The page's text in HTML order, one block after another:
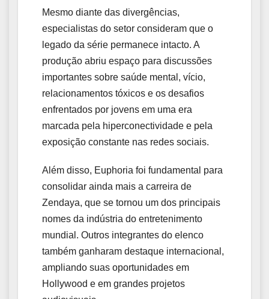
Mesmo diante das divergências,
especialistas do setor consideram que o
legado da série permanece intacto. A
produção abriu espaço para discussões
importantes sobre saúde mental, vício,
relacionamentos tóxicos e os desafios
enfrentados por jovens em uma era
marcada pela hiperconectividade e pela
exposição constante nas redes sociais.
Além disso, Euphoria foi fundamental para
consolidar ainda mais a carreira de
Zendaya, que se tornou um dos principais
nomes da indústria do entretenimento
mundial. Outros integrantes do elenco
também ganharam destaque internacional,
ampliando suas oportunidades em
Hollywood e em grandes projetos